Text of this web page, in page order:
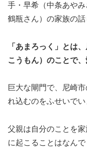
手・早希（中条あや
鶴瓶さん）の家族の話
「あまろっく」とは
こうもん）のことで
巨大な閘門で、尼崎
れ込むのをふせいでい
父親は自分のことを
に起こることはなんで